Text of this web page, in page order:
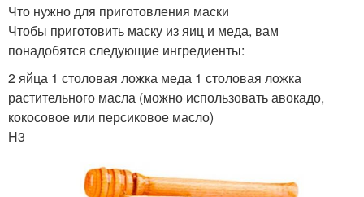
Что нужно для приготовления маски
Чтобы приготовить маску из яиц и меда, вам
понадобятся следующие ингредиенты:
2 яйца 1 столовая ложка меда 1 столовая ложка
растительного масла (можно использовать авокадо,
кокосовое или персиковое масло)
H3